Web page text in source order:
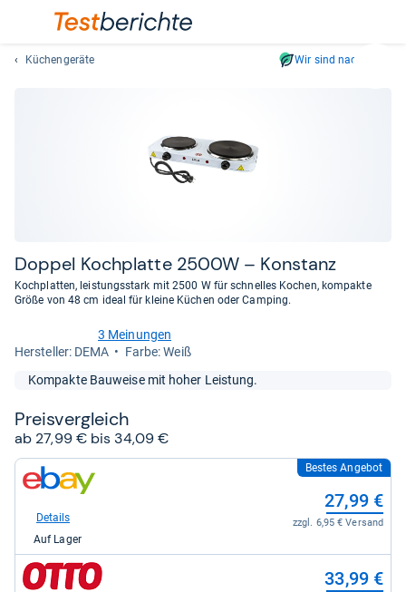
und
Küchengeräte Wir sind nachhaltig
Dop­pel Koch­platte 2500W – Kon­stanz
Kochplatten, leistungsstark mit 2500 W für schnelles Kochen, kompakte
Größe von 48 cm ideal für kleine Küchen oder Camping.
von
3 Meinungen
Her­stel­ler: DEMA
Farbe: Weiß
Kompakte Bauweise mit hoher Leistung.
Preis­ver­gleich
ab 27,99 € bis 34,09 €
zum
Shop:
eBay
27,99
kaufen.
Bestes Angebot
27,99 €
zzgl. 6,95 € Versand
Details
Auf Lager
zum
Shop:
33,99 €